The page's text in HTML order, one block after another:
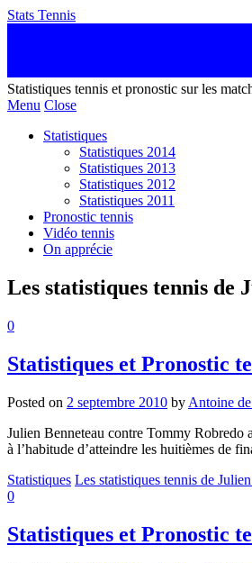
Stats Tennis
Statistiques tennis et pronostic sur les
Menu Close
Statistiques
Statistiques 2014
Statistiques 2013
Statistiques 2012
Statistiques 2011
Pronostic tennis
Vidéo tennis
On apprécie
Les statistiques tennis de
0
Statistiques et Pronostic
Posted on 2 septembre 2010 by Antoine
Julien Benneteau contre Tommy Robredo
à l’habitude d’atteindre les huitièmes de
Statistiques Les statistiques tennis de
0
Statistiques et Pronostic